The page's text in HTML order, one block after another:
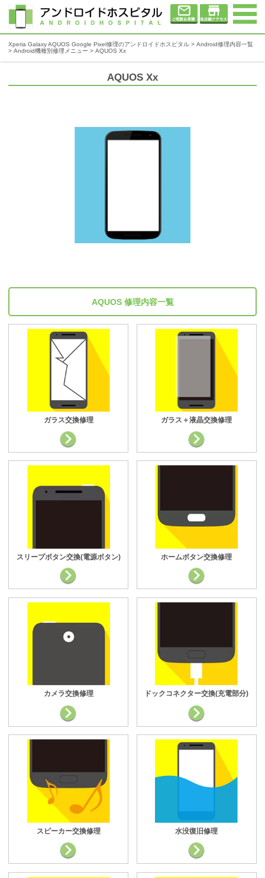
Xperia Galaxy AQUOS Google Pixel修理のアンドロイドホスピタル > Android修理内容一覧
> Android機種別修理メニュー > AQUOS Xx
AQUOS Xx
AQUOS 修理内容一覧
ガラス交換修理 ガラス＋液晶交換修理
スリープボタン交換(電源ボタン) ホームボタン交換修理
カメラ交換修理 ドックコネクター交換(充電部分)
スピーカー交換修理 水没復旧修理